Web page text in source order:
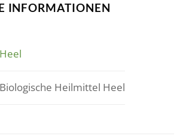
INFORMATIONEN
Heel
Biologische Heilmittel Heel